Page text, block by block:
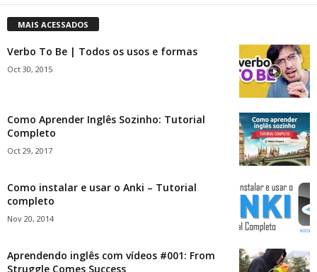
MAIS ACESSADOS
Verbo To Be | Todos os usos e formas
Oct 30, 2015
Como Aprender Inglês Sozinho: Tutorial
Completo
Oct 29, 2017
Como instalar e usar o Anki – Tutorial
completo
Nov 20, 2014
Aprendendo inglês com vídeos #001: From
Struggle Comes Success